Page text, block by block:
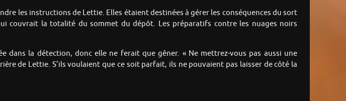
les instructions de Lettie. Elles étaient destinées à gérer les conséquences du sort
couvrait la totalité du sommet du dépôt. Les préparatifs contre les nuages noirs
dans la détection, donc elle ne ferait que gêner. « Ne mettrez-vous pas aussi une
de Lettie. S’ils voulaient que ce soit parfait, ils ne pouvaient pas laisser de côté la